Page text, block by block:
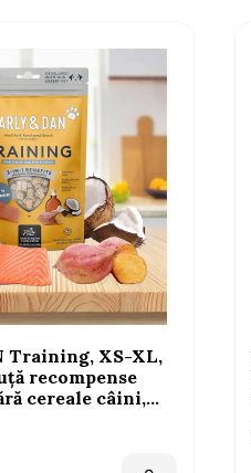
Training, XS-XL,
recompense
cereale câini,